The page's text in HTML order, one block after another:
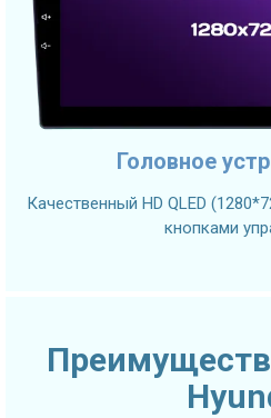
Головное
Качественный HD QLED
кнопками